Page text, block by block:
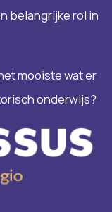
belangrijke rol in
mooiste wat er
onderwijs?